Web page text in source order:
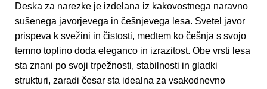
Deska za narezke je izdelana iz kakovostnega naravno
sušenega javorjevega in češnjevega lesa. Svetel javor
prispeva k svežini in čistosti, medtem ko češnja s svojo
temno toplino doda eleganco in izrazitost. Obe vrsti lesa
sta znani po svoji trpežnosti, stabilnosti in gladki
strukturi, zaradi česar sta idealna za vsakodnevno